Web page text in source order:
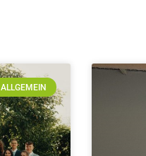
ALLGEMEIN